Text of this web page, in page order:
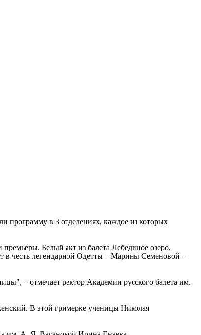
программу в 3 отделениях, каждое из которых
Белый акт из балета Лебединое озеро,
в честь легендарной Одетты – Марины Семеновой –
– отмечает ректор Академии русского балета им.
В этой гримерке ученицы Николая